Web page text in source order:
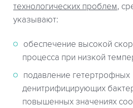
технологических проблем,
указывают:
обеспечение высокой
процесса при низкой
подавление гетертрофных
денитрифицирующих
повышенных значениях